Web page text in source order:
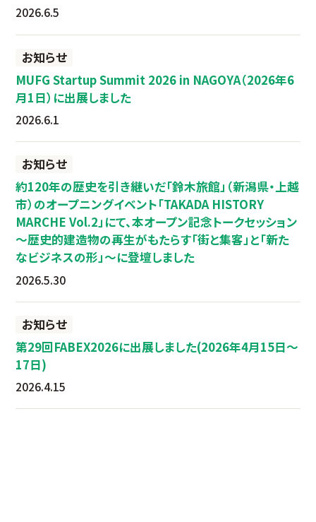
2026.6.5
お知らせ
MUFG Startup Summit 2026 in NAGOYA（2026年6
月1日）に出展しました
2026.6.1
お知らせ
約120年の歴史を引き継いだ「鈴木旅館」（新潟県・上越
市）のオープニングイベント「TAKADA HISTORY
MARCHE Vol.2」にて、本オープン記念トークセッション
～歴史的建造物の再生がもたらす「街と集客」と「新た
なビジネスの形」～に登壇しました
2026.5.30
お知らせ
第29回FABEX2026に出展しました(2026年4月15日～
17日)
2026.4.15